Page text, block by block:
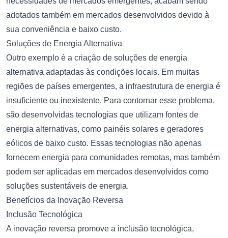
adotados também em mercados desenvolvidos devido à
sua conveniência e baixo custo.
Soluções de Energia Alternativa
Outro exemplo é a criação de soluções de energia
alternativa adaptadas às condições locais. Em muitas
regiões de países emergentes, a infraestrutura de energia é
insuficiente ou inexistente. Para contornar esse problema,
são desenvolvidas tecnologias que utilizam fontes de
energia alternativas, como painéis solares e geradores
eólicos de baixo custo. Essas tecnologias não apenas
fornecem energia para comunidades remotas, mas também
podem ser aplicadas em mercados desenvolvidos como
soluções sustentáveis de energia.
Benefícios da Inovação Reversa
Inclusão Tecnológica
A inovação reversa promove a inclusão tecnológica,